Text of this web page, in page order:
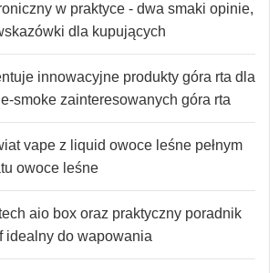
w praktyce - dwa smaki opinie,
dla kupujących
innowacyjne produkty góra rta dla
smoke zainteresowanych góra rta
vape z liquid owoce leśne pełnym
owoce leśne
aio box oraz praktyczny poradnik
idealny do wapowania